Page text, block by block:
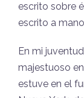
escrito sobre
escrito a
En mi
majestuoso
estuve en el